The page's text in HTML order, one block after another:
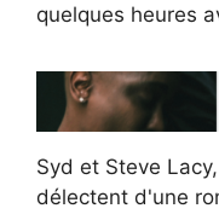
quelques heures
Syd et Steve
délectent d'une